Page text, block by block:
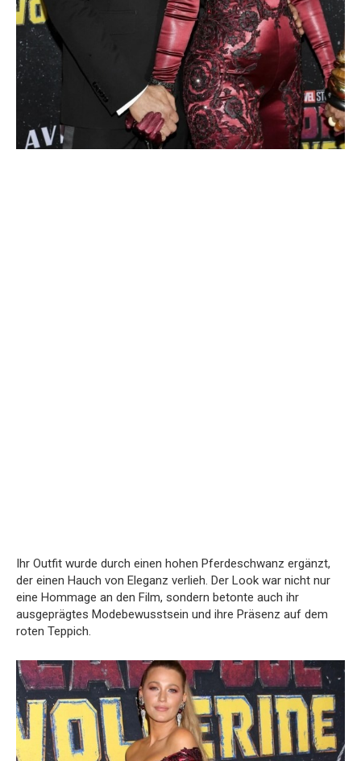
Ihr Outfit wurde durch einen hohen Pferdeschwanz ergänzt,
der einen Hauch von Eleganz verlieh. Der Look war nicht nur
eine Hommage an den Film, sondern betonte auch ihr
ausgeprägtes Modebewusstsein und ihre Präsenz auf dem
roten Teppich.